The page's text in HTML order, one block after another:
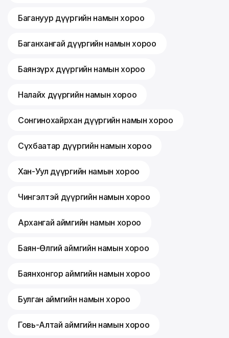
Багануур дүүргийн намын хороо
Баганхангай дүүргийн намын хороо
Баянзүрх дүүргийн намын хороо
Налайх дүүргийн намын хороо
Сонгинохайрхан дүүргийн намын хороо
Сүхбаатар дүүргийн намын хороо
Хан-Уул дүүргийн намын хороо
Чингэлтэй дүүргийн намын хороо
Архангай аймгийн намын хороо
Баян-Өлгий аймгийн намын хороо
Баянхонгор аймгийн намын хороо
Булган аймгийн намын хороо
Говь-Алтай аймгийн намын хороо